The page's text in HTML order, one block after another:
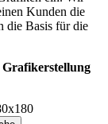
Kunden die
die Basis für die
Grafikerstellung